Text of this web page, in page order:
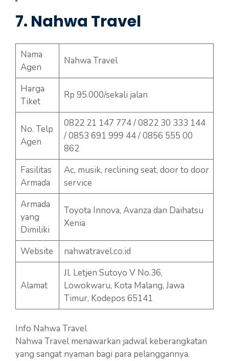
7. Nahwa Travel
Nama
Agen
Nahwa Travel
Harga
Tiket
Rp 95.000/sekali jalan
No. Telp
Agen
0822 21 147 774 / 0822 30 333 144
/ 0853 691 999 44 / 0856 555 00
862
Fasilitas
Armada
Ac, musik, reclining seat, door to door
service
Armada
yang
Dimiliki
Toyota Innova, Avanza dan Daihatsu
Xenia
Website nahwatravel.co.id
Alamat
Jl. Letjen Sutoyo V No.36,
Lowokwaru, Kota Malang, Jawa
Timur, Kodepos 65141
Info Nahwa Travel
Nahwa Travel menawarkan jadwal keberangkatan
yang sangat nyaman bagi para pelanggannya.